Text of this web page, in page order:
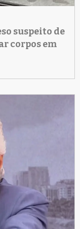
suspeito de
corpos em